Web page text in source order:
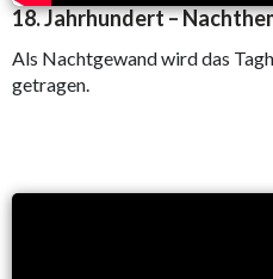
18. Jahrhundert –
Als Nachtgewand wird das
getragen.